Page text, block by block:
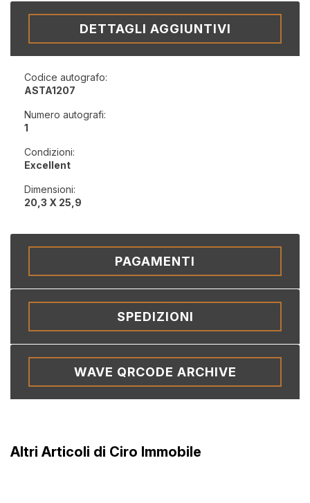
DETTAGLI AGGIUNTIVI
Codice autografo:
ASTA1207
Numero autografi:
1
Condizioni:
Excellent
Dimensioni:
20,3 X 25,9
PAGAMENTI
SPEDIZIONI
WAVE QRCODE ARCHIVE
Altri Articoli di Ciro Immobile